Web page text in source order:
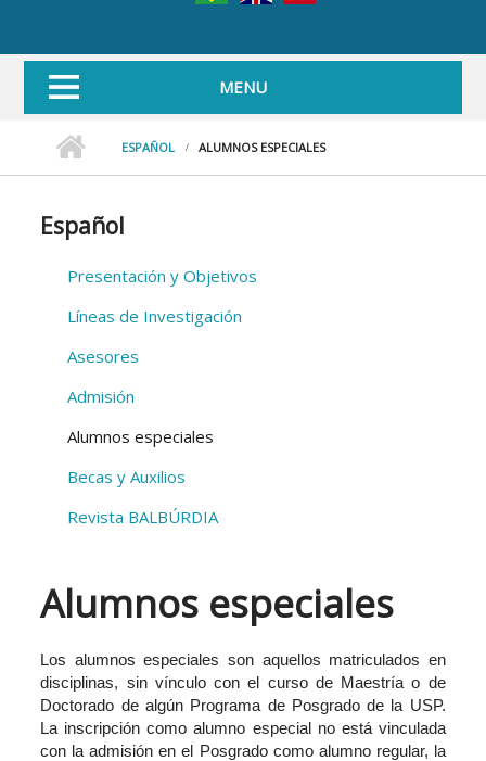
MENU
ESPAÑOL ALUMNOS ESPECIALES
Español
Presentación y Objetivos
Líneas de Investigación
Asesores
Admisión
Alumnos especiales
Becas y Auxilios
Revista BALBÚRDIA
Alumnos especiales
Los alumnos especiales son aquellos matriculados en
disciplinas, sin vínculo con el curso de Maestría o de
Doctorado de algún Programa de Posgrado de la USP.
La inscripción como alumno especial no está vinculada
con la admisión en el Posgrado como alumno regular, la